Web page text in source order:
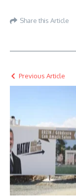
Share this Article
Previous Article